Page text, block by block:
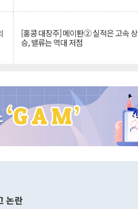
[홍콩 대장주] 메이퇀② 실적은 고속 상
승, 밸류는 역대 저점
논란